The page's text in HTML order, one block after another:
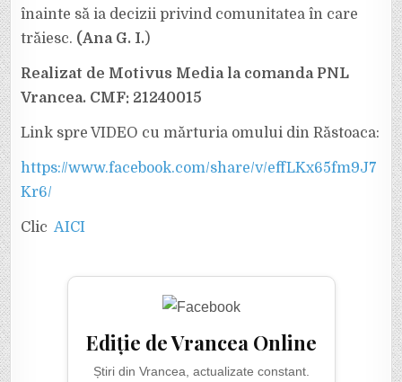
înainte să ia decizii privind comunitatea în care
trăiesc. (Ana G. I.)
Realizat de Motivus Media la comanda PNL
Vrancea. CMF: 21240015
Link spre VIDEO cu mărturia omului din Răstoaca:
https://www.facebook.com/share/v/effLKx65fm9J7
Kr6/
ClicAICI
Ediție de Vrancea Online
Știri din Vrancea, actualizate constant.